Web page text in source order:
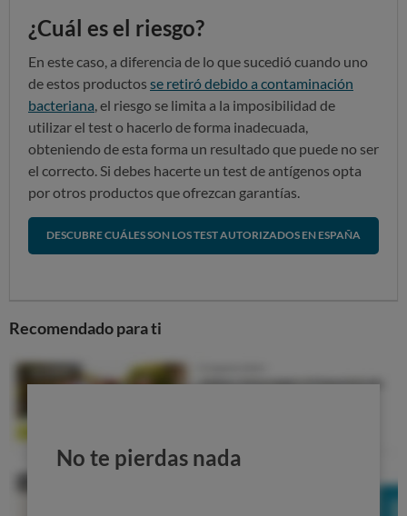
¿Cuál es el riesgo?
En este caso, a diferencia de lo que sucedió cuando uno
de estos productos se retiró debido a contaminación
bacteriana , el riesgo se limita a la imposibilidad de
utilizar el test o hacerlo de forma inadecuada,
obteniendo de esta forma un resultado que puede no ser
el correcto. Si debes hacerte un test de antígenos opta
por otros productos que ofrezcan garantías.
DESCUBRE CUÁLES SON LOS TEST AUTORIZADOS EN ESPAÑA
Recomendado para ti
No te pierdas nada